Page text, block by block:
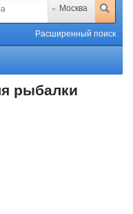
Москва
Расширенный поиск
рыбалки